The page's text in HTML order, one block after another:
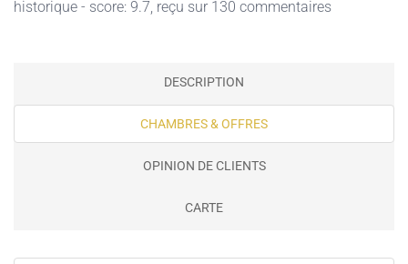
historique - score: 9.7, reçu sur 130 commentaires
DESCRIPTION
CHAMBRES & OFFRES
OPINION DE CLIENTS
CARTE